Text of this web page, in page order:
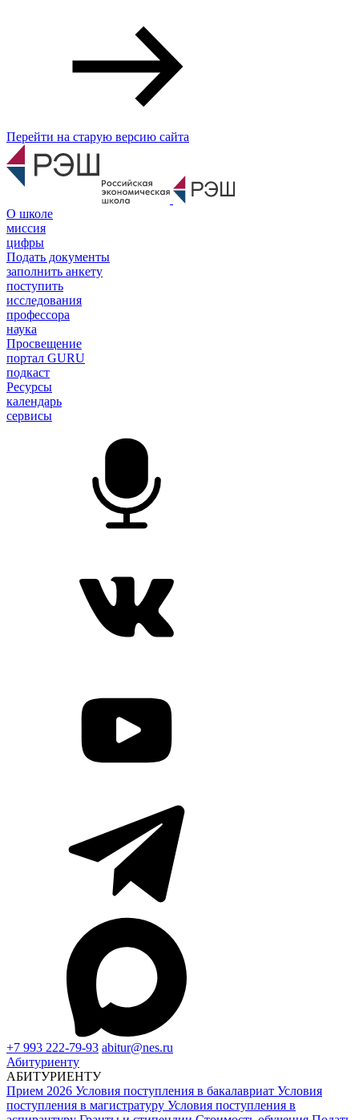
Перейти на старую версию сайта
О школе
миссия
цифры
Подать документы
заполнить анкету
поступить
исследования
профессора
наука
Просвещение
портал GURU
подкаст
Ресурсы
календарь
сервисы
+7 993 222-79-93 abitur@nes.ru
Абитуриенту
АБИТУРИЕНТУ
Прием 2026 Условия поступления в бакалавриат Условия
поступления в магистратуру Условия поступления в